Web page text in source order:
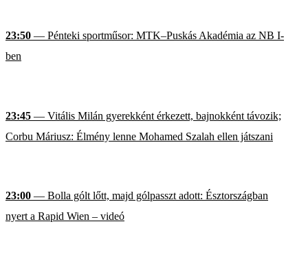
23:50 — Pénteki sportműsor: MTK–Puskás Akadémia az NB I-
ben
23:45 — Vitális Milán gyerekként érkezett, bajnokként távozik;
Corbu Máriusz: Élmény lenne Mohamed Szalah ellen játszani
23:00 — Bolla gólt lőtt, majd gólpasszt adott: Észtországban
nyert a Rapid Wien – videó